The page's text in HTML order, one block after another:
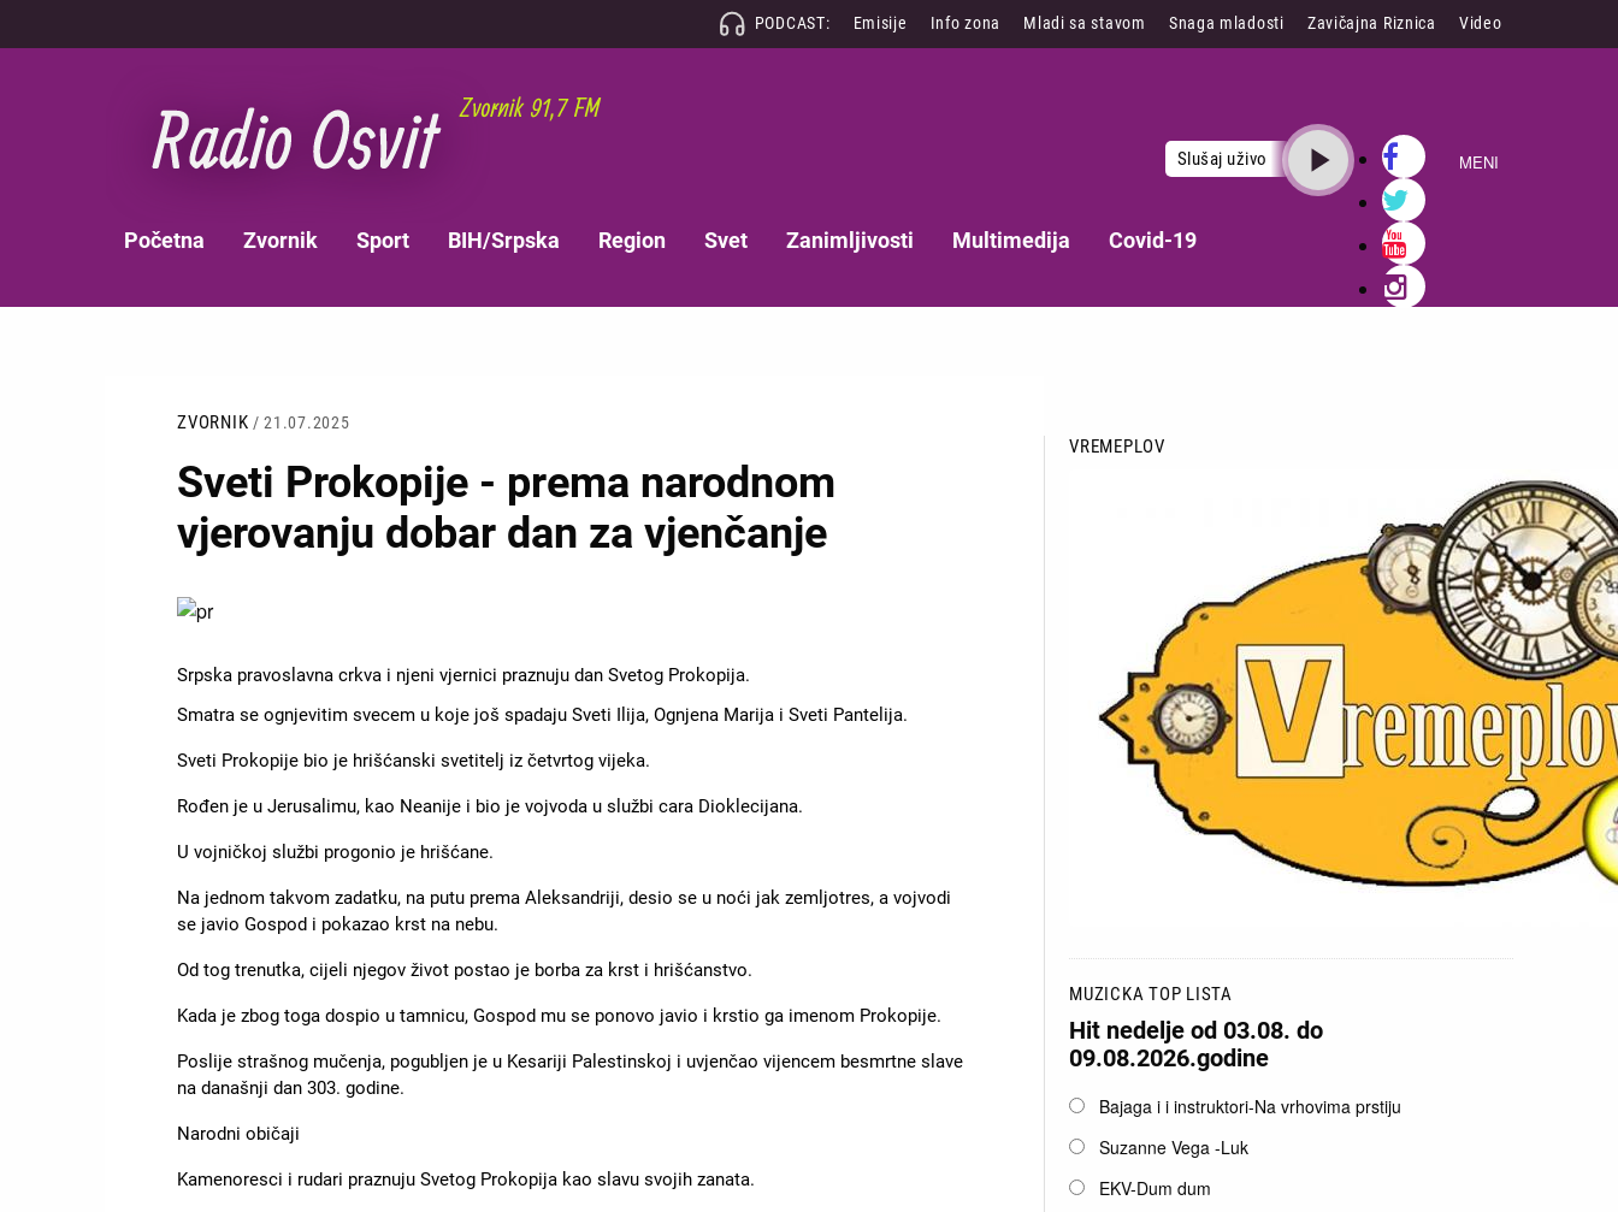
na
PODCAST: Emisije Info zona Mladi sa stavom Snaga mladosti Zavičajna Riznica Video
MENI
Slušaj uživo
NAVIGATION
Početna Zvornik Sport BIH/Srpska Region Svet Zanimljivosti Multimedija Covid-19
ZVORNIK / 21.07.2025
Sveti Prokopije - prema narodnom
vjerovanju dobar dan za vjenčanje
Slika
Srpska pravoslavna crkva i njeni vjernici praznuju dan Svetog Prokopija.
Smatra se ognjevitim svecem u koje još spadaju Sveti Ilija, Ognjena Marija i Sveti Pantelija.
Sveti Prokopije bio je hrišćanski svetitelj iz četvrtog vijeka.
Rođen je u Јerusalimu, kao Neanije i bio je vojvoda u službi cara Dioklecijana.
U vojničkoj službi progonio je hrišćane.
Na jednom takvom zadatku, na putu prema Aleksandriji, desio se u noći jak zemljotres, a vojvodi
se javio Gospod i pokazao krst na nebu.
Od tog trenutka, cijeli njegov život postao je borba za krst i hrišćanstvo.
Kada je zbog toga dospio u tamnicu, Gospod mu se ponovo javio i krstio ga imenom Prokopije.
Poslije strašnog mučenja, pogubljen je u Kesariji Palestinskoj i uvjenčao vijencem besmrtne slave
na današnji dan 303. godine.
Narodni običaji
Kamenoresci i rudari praznuju Svetog Prokopija kao slavu svojih zanata.
VREMEPLOV
MUZICKA TOP LISTA
Hit nedelje od 03.08. do
09.08.2026.godine
OpcijeBajaga i i instruktori-Na vrhovima prstiju
Suzanne Vega -Luk
EKV-Dum dum